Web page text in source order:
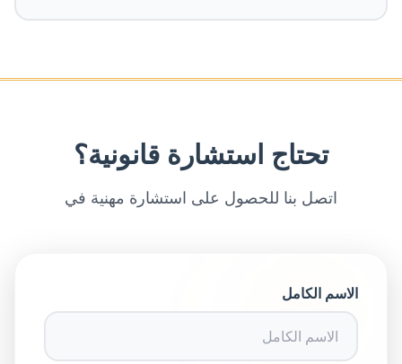
تحتاج استشارة قانونية؟
اتصل بنا للحصول على استشارة مهنية في
الاسم الكامل